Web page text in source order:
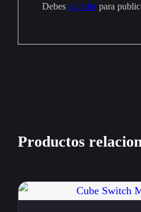
Debesaccederpara
Productos